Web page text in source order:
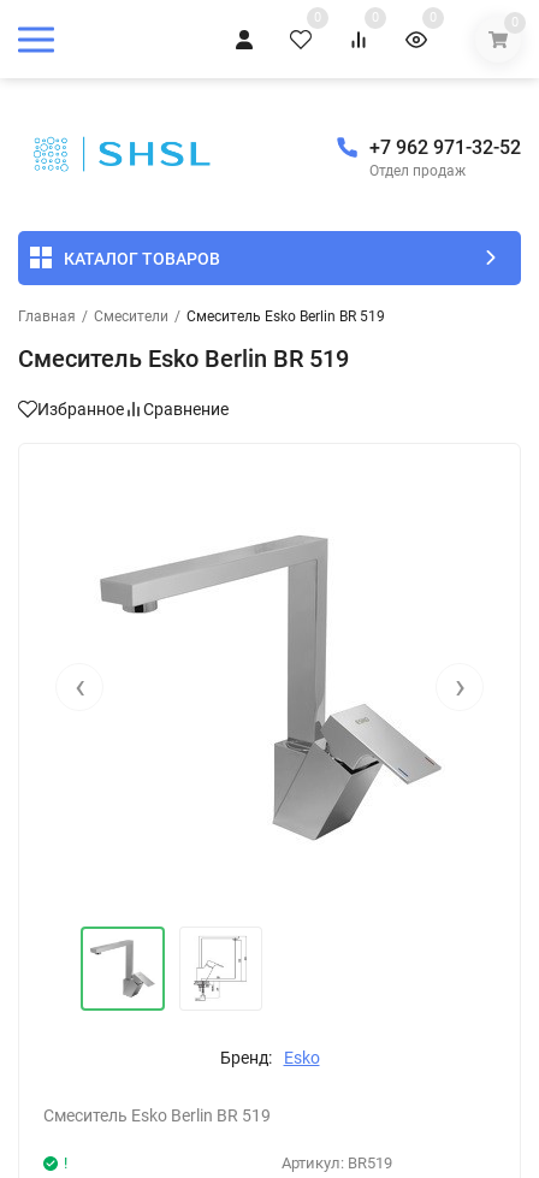
0 0 0 0
+7 962 971-32-52
Отдел продаж
КАТАЛОГ ТОВАРОВ
Главная / Смесители / Смеситель Esko Berlin BR 519
Смеситель Esko Berlin BR 519
Избранное Сравнение
‹ ›
Бренд: Esko
Смеситель Esko Berlin BR 519
Артикул: BR519
!